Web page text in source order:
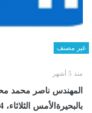
غير مصنف
منذ 5 أشهر
المهندس ناصر محمد
بالبحيرةالأمس الثلاثاء، 24 فبراير 2026 09:06 مـ